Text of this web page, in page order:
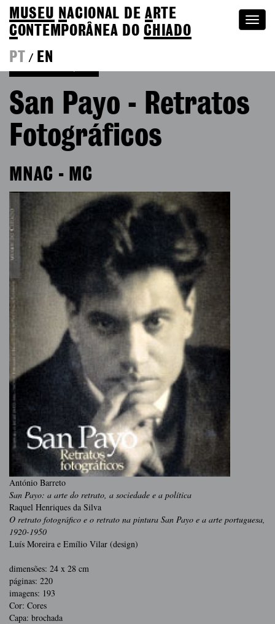
MUSEU NACIONAL DEA RTE
CONTEMPORÂNEA DOCHIADO
PT
/ EN
San Payo - Retratos
Fotográficos
MNAC - MC
António Barreto
San Payo: a arte do retrato, a sociedade e a política
Raquel Henriques da Silva
O retrato fotográfico e o retrato na pintura San Payo e a arte portuguesa,
1920-1950
Luís Moreira e Emílio Vilar (design)
dimensões: 24 x 28 cm
páginas: 220
imagens: 193
Cor: Cores
Capa: brochada